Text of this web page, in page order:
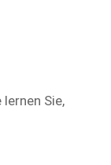
Sie,